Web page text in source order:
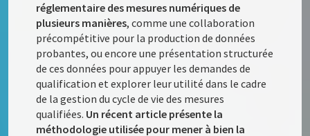
réglementaire des mesures numériques de
plusieurs manières, comme une collaboration
précompétitive pour la production de données
probantes, ou encore une présentation structurée
de ces données pour appuyer les demandes de
qualification et explorer leur utilité dans le cadre
de la gestion du cycle de vie des mesures
qualifiées. Un récent article présente la
méthodologie utilisée pour mener à bien la